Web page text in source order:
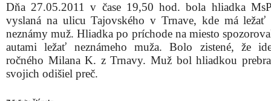
Dňa 27.05.2011 v čase 19,50 hod. bola hliadka
vyslaná na ulicu Tajovského v Trnave, kde má ležať
neznámy muž. Hliadka po príchode na miesto
autami ležať neznámeho muža. Bolo zistené, že
ročného Milana K. z Trnavy. Muž bol hliadkou
svojich odišiel preč.